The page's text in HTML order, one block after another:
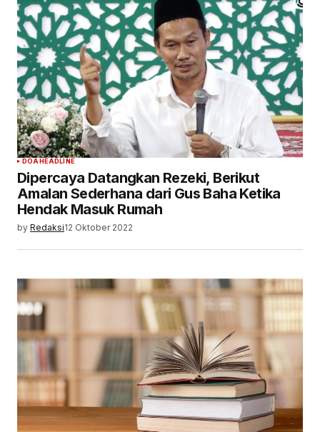
DOAHEADLINE
Dipercaya Datangkan Rezeki, Berikut
Amalan Sederhana dari Gus Baha Ketika
Hendak Masuk Rumah
by Redaksi12 Oktober 2022